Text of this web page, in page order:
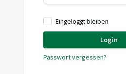
Eingeloggt bleiben
Login
Passwort vergessen?